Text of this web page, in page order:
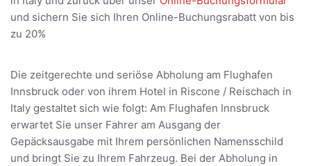
und sichern Sie sich Ihren Online-Buchungsrabatt von bis
zu 20%
Die zeitgerechte und seriöse Abholung am Flughafen
Innsbruck oder von ihrem Hotel in Riscone / Reischach in
Italy gestaltet sich wie folgt: Am Flughafen Innsbruck
erwartet Sie unser Fahrer am Ausgang der
Gepäcksausgabe mit Ihrem persönlichen Namensschild
und bringt Sie zu Ihrem Fahrzeug. Bei der Abholung in